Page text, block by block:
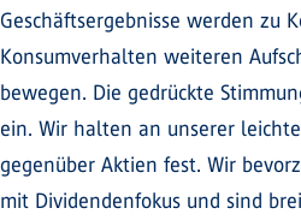
Geschäftsergebnisse werden zu
Konsumverhalten weiteren
bewegen. Die gedrückte
ein. Wir halten an unserer
gegenüber Aktien fest. Wir
mit Dividendenfokus und sind